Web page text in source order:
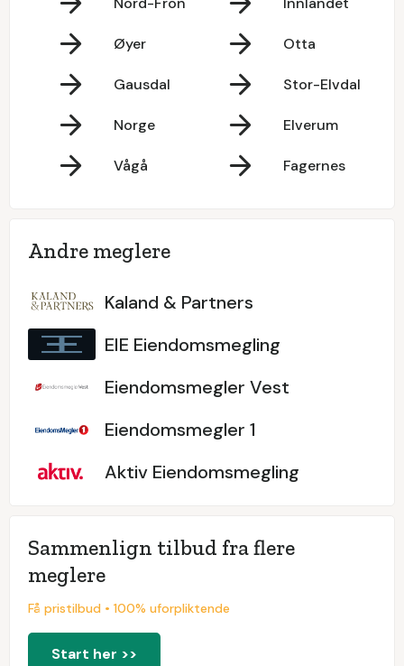
Øyer Otta
Gausdal Stor-Elvdal
Norge Elverum
Vågå Fagernes
Andre meglere
Kaland & Partners
EIE Eiendomsmegling
Eiendomsmegler Vest
Eiendomsmegler 1
Aktiv Eiendomsmegling
Sammenlign tilbud fra flere
meglere
Få pristilbud • 100% uforpliktende
Start her >>